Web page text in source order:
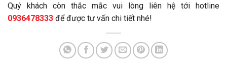
Quý khách còn thắc mắc vui lòng liên hệ tới hotline
0936478333 để được tư vấn chi tiết nhé!